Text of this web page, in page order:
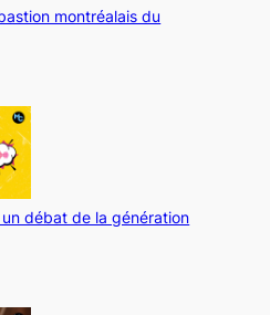
montréalais du
débat de la génération